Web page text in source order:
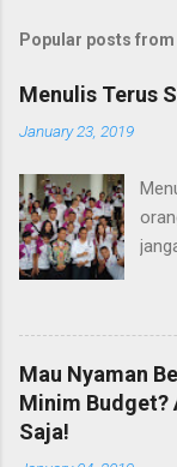
Popular posts
Menulis Terus
January 23, 2019
Mau Nyaman
Minim Budget?
Saja!